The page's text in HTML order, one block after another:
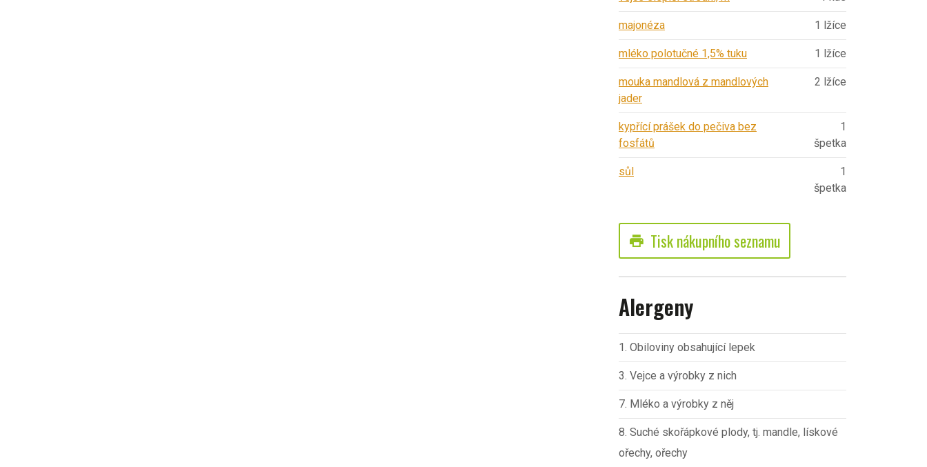
majonéza 1 lžíce
mléko polotučné 1,5% tuku 1 lžíce
mouka mandlová z mandlových
jader
2 lžíce
kypřící prášek do pečiva bez
fosfátů
1
špetka
sůl
1
špetka
print Tisk nákupního seznamu
Alergeny
1. Obiloviny obsahující lepek
3. Vejce a výrobky z nich
7. Mléko a výrobky z něj
8. Suché skořápkové plody, tj. mandle, lískové
ořechy, ořechy